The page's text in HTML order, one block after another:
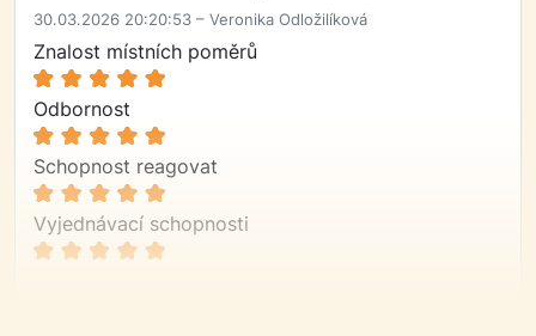
30.03.2026 20:20:53 – Veronika Odložilíková
Znalost místních poměrů
Odbornost
Schopnost reagovat
Vyjednávací schopnosti